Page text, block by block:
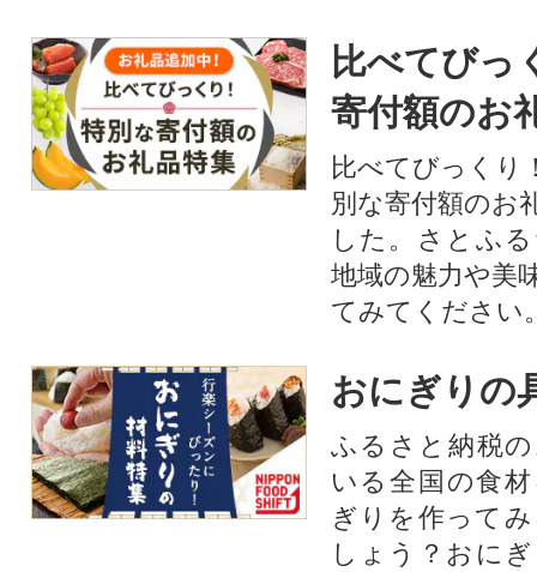
比べてびっ
寄付額のお
比べてびっくり
別な寄付額のお
した。さとふ
地域の魅力や美
てみてください
おにぎりの
ふるさと納税
いる全国の食
ぎりを作って
しょう？おに